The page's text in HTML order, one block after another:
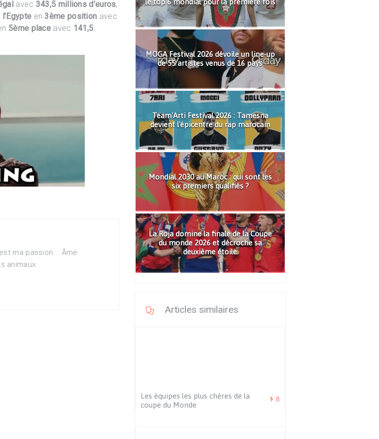
avec 343,5 millions d’euros,
l’Egypte en3ème position avec
5ème place avec 141,5
ma passion... Âme
animaux.
le top 6 mondial pour la première fois
MOGA Festival 2026 dévoile un line-up
de 55 artistes venus de 16 pays
Team'Arti Festival 2026 : Tamesna
devient l'épicentre du rap marocain
Mondial 2030 au Maroc : qui sont les
six premiers qualifiés ?
La Roja domine la finale de la Coupe
du monde 2026 et décroche sa
deuxième étoile
Articles similaires
8
Les équipes les plus chères de la
coupe du Monde